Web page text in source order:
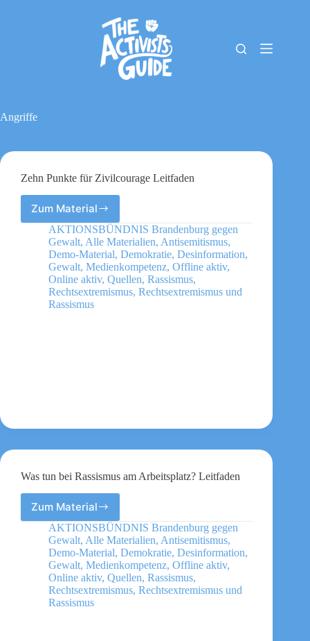
Angriffe
Zehn Punkte für Zivilcourage Leitfaden
Zum Material
Zehn
Punkte
für
Zivilcourage
Leitfaden
AKTIONSBÜNDNIS Brandenburg gegen
Gewalt, Alle Materialien, Antisemitismus,
Demo-Material, Demokratie, Desinformation,
Gewalt, Medienkompetenz, Offline aktiv,
Online aktiv, Quellen, Rassismus,
Rechtsextremismus, Rechtsextremismus und
Rassismus
Was tun bei Rassismus am Arbeitsplatz? Leitfaden
Zum Material
Was
tun
bei
Rassismus
am
Arbeitsplatz?
Leitfaden
AKTIONSBÜNDNIS Brandenburg gegen
Gewalt, Alle Materialien, Antisemitismus,
Demo-Material, Demokratie, Desinformation,
Gewalt, Medienkompetenz, Offline aktiv,
Online aktiv, Quellen, Rassismus,
Rechtsextremismus, Rechtsextremismus und
Rassismus